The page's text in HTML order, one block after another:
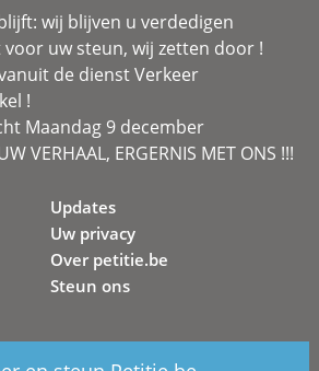
wij blijven u verdedigen
voor uw steun, wij zetten door !
de dienst Verkeer
!
Maandag 9 december
VERHAAL, ERGERNIS MET ONS !!!
Updates
Uw privacy
Over petitie.be
Steun ons